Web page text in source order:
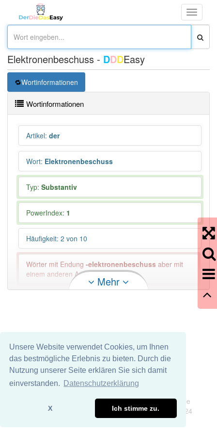
Unsere Website verwendet Cookies, um Ihnen
das bestmögliche Erlebnis zu bieten. Durch die
Nutzung unserer Seite erklären Sie sich damit
einverstanden.
Datenschutzerklärung
X Ich stimme zu.
Toggle
Elektronenbeschuss - DDDEasy
Wortinformationen
Wortinformationen
Artikel: der
Wort: Elektronenbeschuss
Typ: Substantiv
PowerIndex: 1
Häufigkeit: 2 von 10
Wörter mit Endung -elektronenbeschuss aber mit
einem anderen Artikel: -1
Mehr
Wir übernehmen keine Garantie und keine Haftung für die
Richtigkeit und Vollständigkeit dieser Seite. DDDEasy 2024